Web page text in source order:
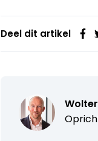
Deel dit artikel